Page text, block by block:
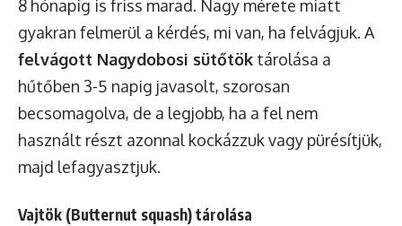
8 hónapig is friss marad. Nagy mérete miatt
gyakran felmerül a kérdés, mi van, ha felvágjuk. A
felvágott Nagydobosi sütőtök tárolása a
hűtőben 3-5 napig javasolt, szorosan
becsomagolva, de a legjobb, ha a fel nem
használt részt azonnal kockázzuk vagy pürésítjük,
majd lefagyasztjuk.
Vajtök (Butternut squash) tárolása